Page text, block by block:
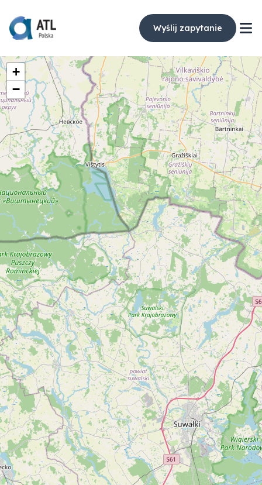
Wyślij zapytanie
+
−